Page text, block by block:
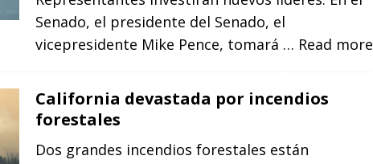
Senado, el presidente del Senado, el
vicepresidente Mike Pence, tomará … Read more
California devastada por incendios
forestales
Dos grandes incendios forestales están